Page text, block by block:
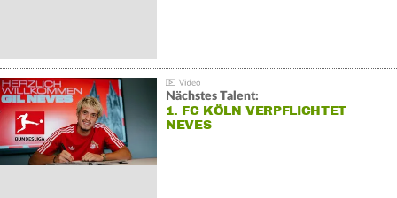
Nächstes Talent:
1. FC KÖLN VERPFLICHTET
NEVES